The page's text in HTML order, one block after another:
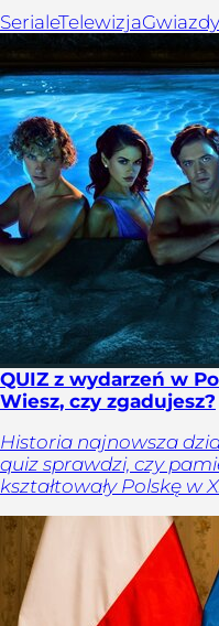
SerialeTelewizjaGwiazdy
QUIZ z wydarzeń w
Wiesz, czy zgadujesz?
Historia najnowsza
quiz sprawdzi, czy
kształtowały Polskę w